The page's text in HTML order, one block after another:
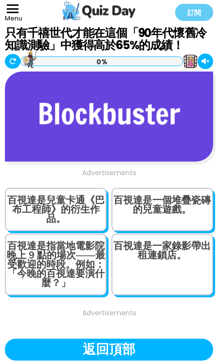
Menu
訂閱
只有千禧世代才能在這個「90年代懷舊冷
知識測驗」中獲得高於65%的成績！
0%
Advertisements
百視達是兒童卡通《巴
布工程師》的衍生作
品。
百視達是一個堆疊瓷磚
的兒童遊戲。
百視達是指當地電影院
晚上 9 點的場次——最
受歡迎的時段。例如：
「今晚的百視達要演什
麼？」
百視達是一家錄影帶出
租連鎖店。
Advertisements
返回頂部